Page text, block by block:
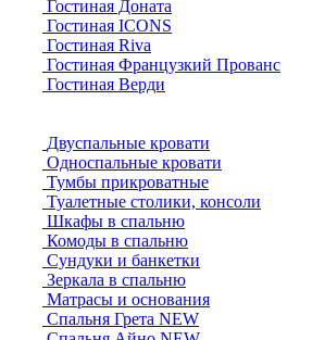
Гостиная Доната
Гостиная ICONS
Гостиная Riva
Гостиная Французкий Прованс
Гостиная Верди
Двуспальные кровати
Односпальные кровати
Тумбы прикроватные
Туалетные столики, консоли
Шкафы в спальню
Комоды в спальню
Сундуки и банкетки
Зеркала в спальню
Матрасы и основания
Спальня Грета NEW